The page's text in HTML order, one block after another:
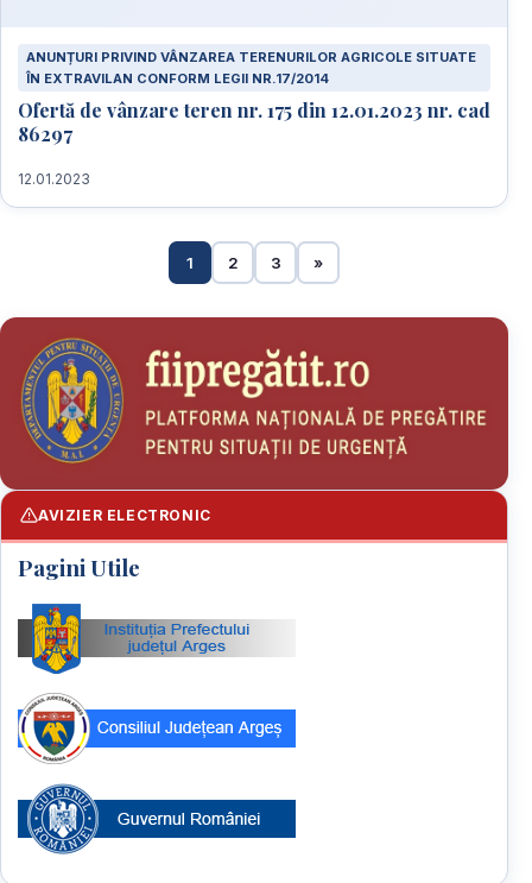
ANUNȚURI PRIVIND VÂNZAREA TERENURILOR AGRICOLE SITUATE
ÎN EXTRAVILAN CONFORM LEGII NR.17/2014
Ofertă de vânzare teren nr. 175 din 12.01.2023 nr. cad
86297
12.01.2023
1 2 3 »
AVIZIER ELECTRONIC
Pagini Utile